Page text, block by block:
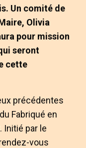
Un comité de
Olivia
pour mission
seront
cette
précédentes
Fabriqué en
Initié par le
vous